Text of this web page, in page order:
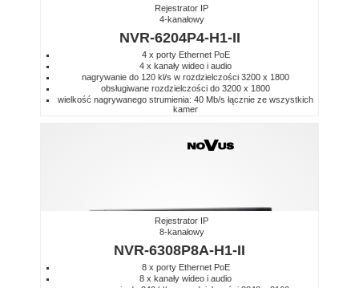
Rejestrator IP
4-kanałowy
NVR-6204P4-H1-II
4 x porty Ethernet PoE
4 x kanały wideo i audio
nagrywanie do 120 kl/s w rozdzielczości 3200 x 1800
obsługiwane rozdzielczości do 3200 x 1800
wielkość nagrywanego strumienia: 40 Mb/s łącznie ze wszystkich
kamer
Rejestrator IP
8-kanałowy
NVR-6308P8A-H1-II
8 x porty Ethernet PoE
8 x kanały wideo i audio